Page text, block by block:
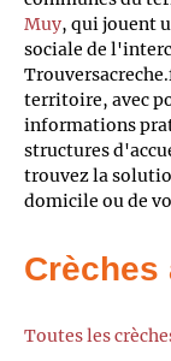
Muy, qui jouent
sociale de
territoire, avec
informations
structures
trouvez la
domicile ou de
Crèches
Toutes les